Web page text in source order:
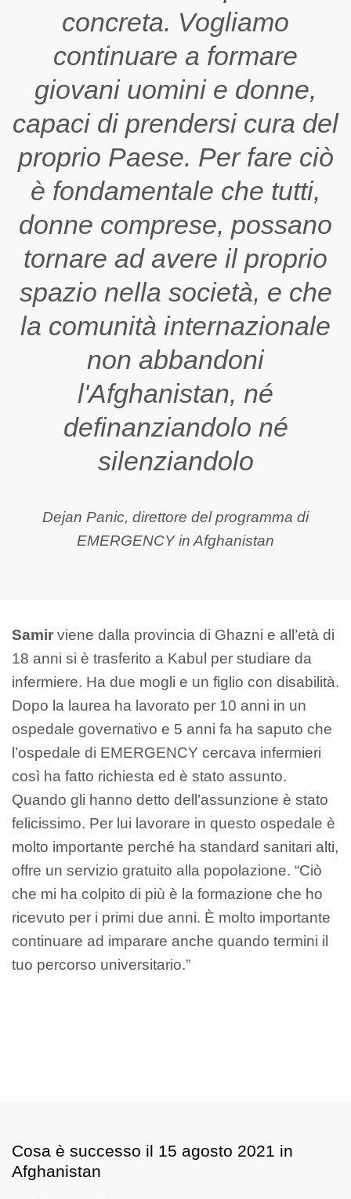
concreta. Vogliamo
continuare a formare
giovani uomini e donne,
capaci di prendersi cura del
proprio Paese. Per fare ciò
è fondamentale che tutti,
donne comprese, possano
tornare ad avere il proprio
spazio nella società, e che
la comunità internazionale
non abbandoni
l'Afghanistan, né
definanziandolo né
silenziandolo
Dejan Panic, direttore del programma di
EMERGENCY in Afghanistan
Samir viene dalla provincia di Ghazni e all’età di
18 anni si è trasferito a Kabul per studiare da
infermiere. Ha due mogli e un figlio con disabilità.
Dopo la laurea ha lavorato per 10 anni in un
ospedale governativo e 5 anni fa ha saputo che
l’ospedale di EMERGENCY cercava infermieri
così ha fatto richiesta ed è stato assunto.
Quando gli hanno detto dell’assunzione è stato
felicissimo. Per lui lavorare in questo ospedale è
molto importante perché ha standard sanitari alti,
offre un servizio gratuito alla popolazione. “Ciò
che mi ha colpito di più è la formazione che ho
ricevuto per i primi due anni. È molto importante
continuare ad imparare anche quando termini il
tuo percorso universitario.”
Cosa è successo il 15 agosto 2021 in
Afghanistan